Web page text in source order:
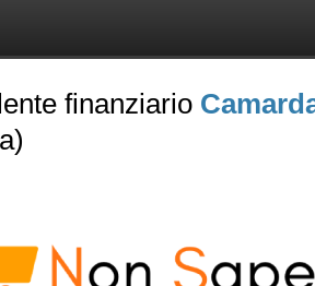
finanziario